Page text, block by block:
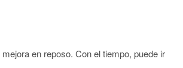
mejora en reposo. Con el tiempo, puede ir